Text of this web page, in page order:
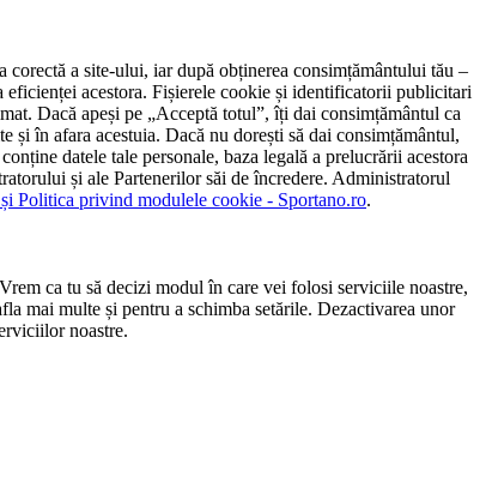
a site-ului, iar după obținerea consimțământului tău –
eficienței acestora. Fișierele cookie și identificatorii publicitari
Dacă apeși pe „Acceptă totul”, îți dai consimțământul ca
și în afara acestuia. Dacă nu dorești să dai consimțământul,
datele tale personale, baza legală a prelucrării acestora
și ale Partenerilor săi de încredere. Administratorul
Politica privind modulele cookie - Sportano.ro.
ca tu să decizi modul în care vei folosi serviciile noastre,
mai multe și pentru a schimba setările. Dezactivarea unor
noastre.